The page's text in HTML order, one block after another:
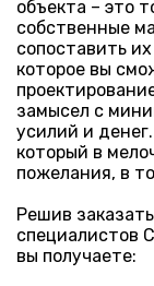
объекта – это
собственные
сопоставить
которое вы
замысел с
усилий и
который в
пожелания, в
Решив
вы получаете: